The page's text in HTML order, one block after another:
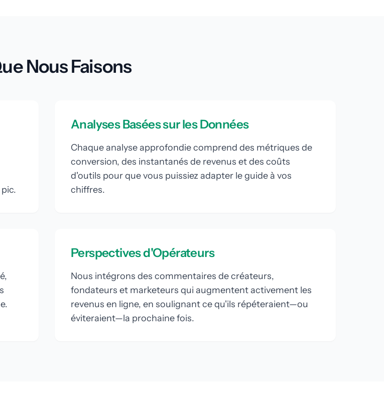
Nous Faisons
Analyses Basées sur les Données
Chaque analyse approfondie comprend des métriques de
conversion, des instantanés de revenus et des coûts
d'outils pour que vous puissiez adapter le guide à vos
chiffres.
Perspectives d'Opérateurs
Nous intégrons des commentaires de créateurs,
fondateurs et marketeurs qui augmentent activement les
revenus en ligne, en soulignant ce qu'ils répéteraient—ou
éviteraient—la prochaine fois.